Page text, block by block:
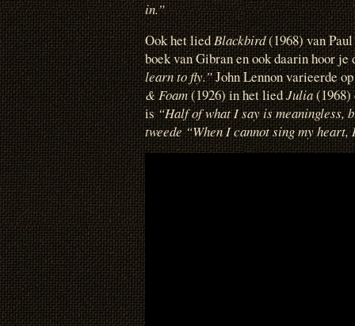
in.”
Ook het liedBlackbird(1968) van
boek van Gibran en ook daarin hoor
learn to fly.”John Lennon varieerde
& Foam(1926) in het liedJulia(1968)
is“Half of what I say is meaningless,
tweede “When I cannot sing my